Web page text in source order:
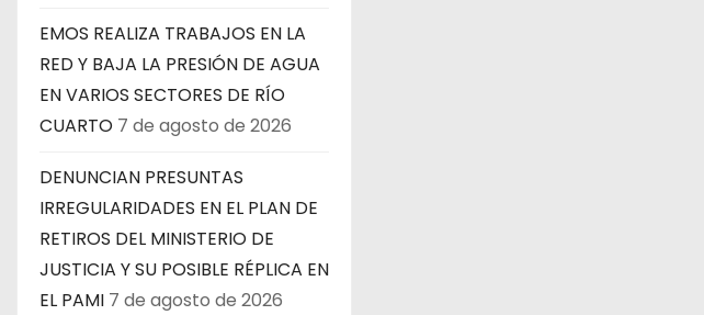
EMOS REALIZA TRABAJOS EN LA
RED Y BAJA LA PRESIÓN DE AGUA
EN VARIOS SECTORES DE RÍO
CUARTO 7 de agosto de 2026
DENUNCIAN PRESUNTAS
IRREGULARIDADES EN EL PLAN DE
RETIROS DEL MINISTERIO DE
JUSTICIA Y SU POSIBLE RÉPLICA EN
EL PAMI 7 de agosto de 2026